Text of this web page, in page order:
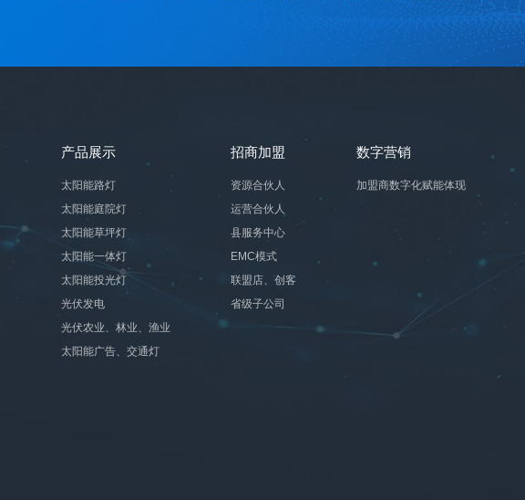
产品展示
太阳能路灯
太阳能庭院灯
太阳能草坪灯
太阳能一体灯
太阳能投光灯
光伏发电
光伏农业、林业、渔业
太阳能广告、交通灯
招商加盟
资源合伙人
运营合伙人
县服务中心
EMC模式
联盟店、创客
省级子公司
数字营销
加盟商数字化赋能体现